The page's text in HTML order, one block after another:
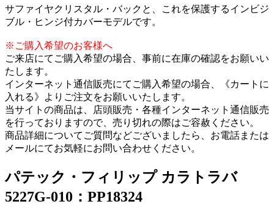
サファイヤクリスタル・バックと、これを保護するインビジ
ブル・ヒンジ付カバーモデルです。
※ご購入希望のお客様へ
ご来店にてご購入希望の場合、事前に在庫の確認をお願いい
たします。
インターネット通信販売にてご購入希望の場合、《カートに
入れる》よりご注文をお願いいたします。
当サイトの商品は、店頭販売・各種インターネット通信販売
を行っておりますので、売り切れの際はご容赦ください。
商品詳細についてご質問などございましたら、お電話または
メールにてお気軽にお問い合わせください。
パテック・フィリップ カラトラバ
5227G-010：PP18324